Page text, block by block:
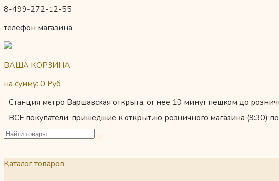
8-499-272-12-55
телефон магазина
ВАША КОРЗИНА
на сумму: 0 Руб
Станция метро Варшавская открыта, от нее 10 минут пешком до
ВСЕ покупатели, пришедшие к открытию розничного магазина (9:30)
Каталог товаров